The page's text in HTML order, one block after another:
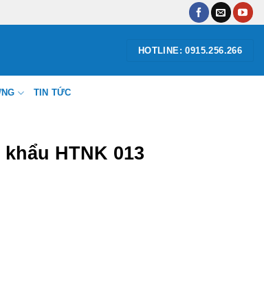
HOTLINE: 0915.256.266
TIN TỨC
HTNK 013